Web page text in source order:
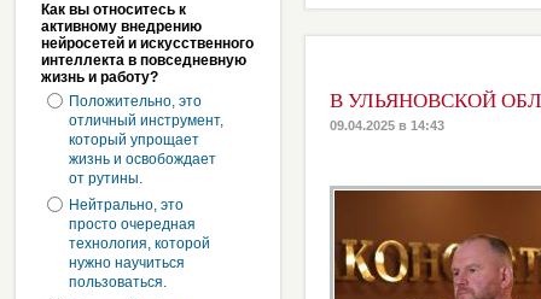
Как вы относитесь к
активному внедрению
нейросетей и искусственного
интеллекта в повседневную
жизнь и работу?
Положительно, это
отличный инструмент,
который упрощает
жизнь и освобождает
от рутины.
Нейтрально, это
просто очередная
технология, которой
нужно научиться
пользоваться.
В УЛЬЯНОВСКОЙ
09.04.2025 в 14:43